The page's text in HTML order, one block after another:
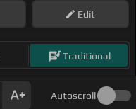
Edit
Traditional
Autoscroll